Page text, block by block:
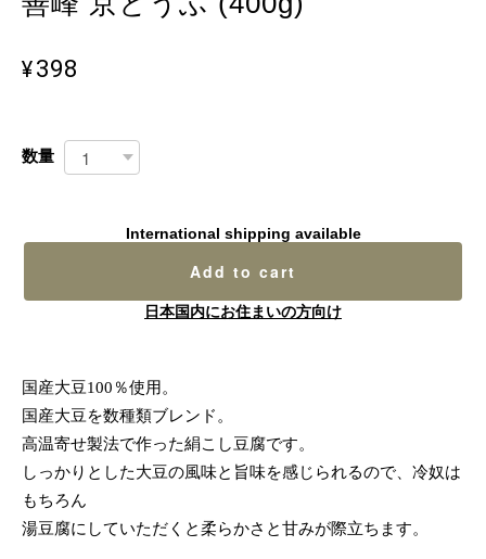
¥398
数量
International shipping available
Add to cart
日本国内にお住まいの方向け
国産大豆100％使用。
国産大豆を数種類ブレンド。
高温寄せ製法で作った絹こし豆腐です。
しっかりとした大豆の風味と旨味を感じられるので、冷奴は
もちろん
湯豆腐にしていただくと柔らかさと甘みが際立ちます。